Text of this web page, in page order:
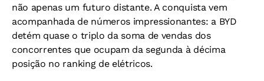
não apenas um futuro distante. A conquista vem
acompanhada de números impressionantes: a BYD
detém quase o triplo da soma de vendas dos
concorrentes que ocupam da segunda à décima
posição no ranking de elétricos.